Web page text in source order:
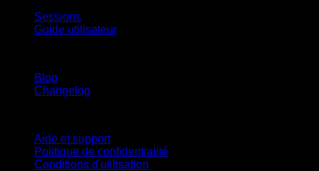
Sessions
Guide utilisateur
Blog
Changelog
Aide et support
Politique de confidentialité
Conditions d'utilisation